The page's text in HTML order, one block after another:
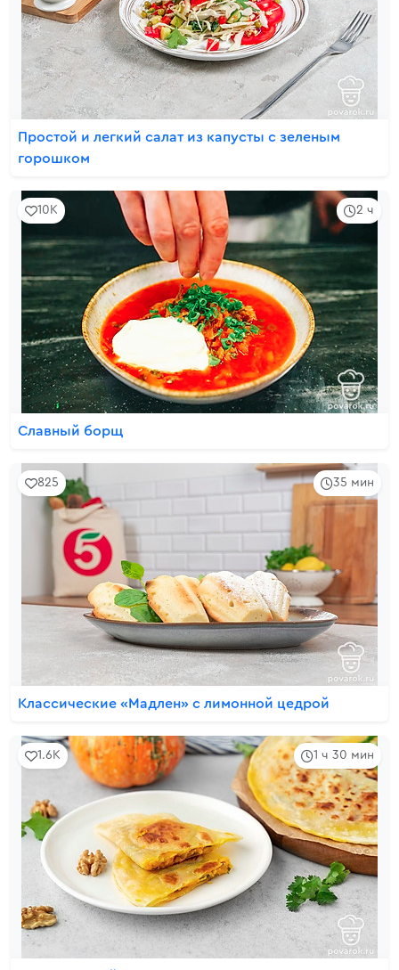
Простой и легкий салат из капусты с зеленым
горошком
2 ч
10K
Славный борщ
35 мин
825
Классические «Мадлен» с лимонной цедрой
1 ч 30 мин
1.6K